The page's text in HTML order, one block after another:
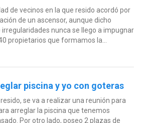
de vecinos en la que resido acordó por
de un ascensor, aunque dicho
nunca se llego a impugnar
propietarios que formamos la...
piscina y yo con goteras
se va a realizar una reunión para
arreglar la piscina que tenemos
Por otro lado, poseo 2 plazas de